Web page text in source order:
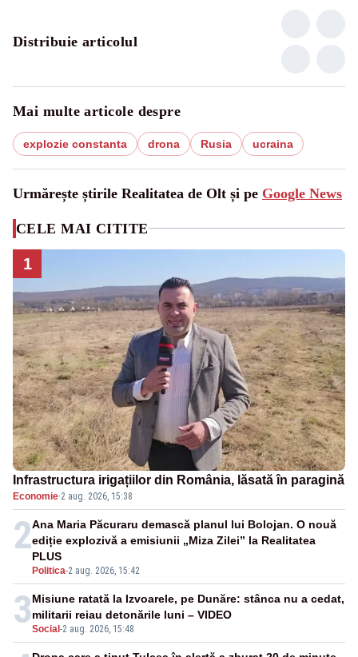
Distribuie articolul
Mai multe articole despre
explozie constanta drona Rusia ucraina
Urmărește știrile Realitatea de Olt și pe Google News
CELE MAI CITITE
1
Infrastructura irigațiilor din România, lăsată în paragină
Economie·2 aug. 2026, 15:38
2
Politica-2 aug. 2026, 15:42
Ana Maria Păcuraru demască planul lui Bolojan. O nouă
ediție explozivă a emisiunii „Miza Zilei” la Realitatea
PLUS
3Social -2 aug. 2026, 15:48
Misiune ratată la Izvoarele, pe Dunăre: stânca nu a cedat,
militarii reiau detonările luni – VIDEO